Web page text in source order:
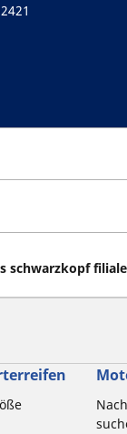
schwarzkopf